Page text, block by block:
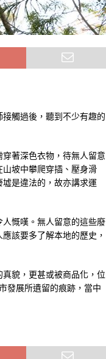
觸過後，聽到不少有趣的
著深色衣物，待無人留意
坡中攀爬穿插、壓身滑
是違法的，故亦講求運
慨嘆。無人留意的這些廢
該要多了解本地的歷史，
貌，更甚或被商品化，位
發展所遺留的痕跡，當中